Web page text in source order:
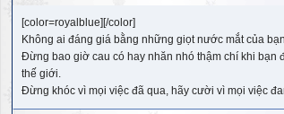
[color=royalblue][/color]
Không ai đáng giá bằng những giọt nước mắt của
Đừng bao giờ cau có hay nhăn nhó thậm chí khi bạn
thế giới.
Đừng khóc vì mọi việc đã qua, hãy cười vì mọi việc